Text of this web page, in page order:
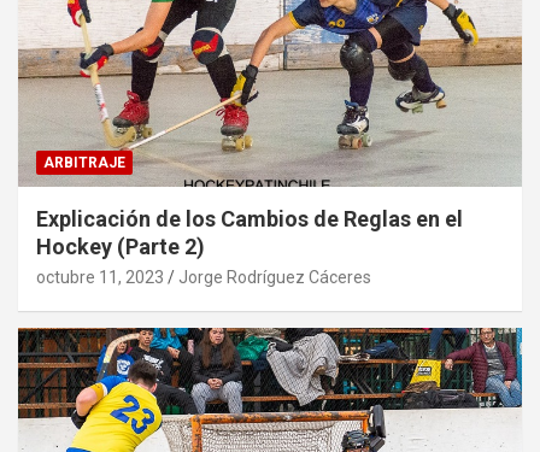
ARBITRAJE
Explicación de los Cambios de Reglas en el
Hockey (Parte 2)
octubre 11, 2023 Jorge Rodríguez Cáceres